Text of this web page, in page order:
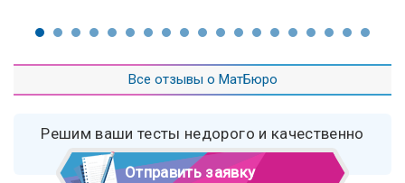
Все отзывы о МатБюро
Решим ваши тесты недорого и качественно
Отправить заявку